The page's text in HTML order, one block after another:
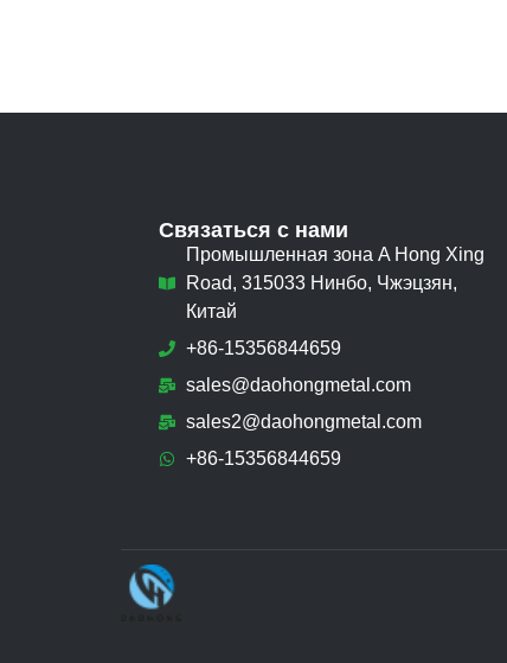
Связаться с нами
Промышленная зона A Hong Xing
Road, 315033 Нинбо, Чжэцзян,
Китай
+86-15356844659
sales@daohongmetal.com
sales2@daohongmetal.com
+86-15356844659